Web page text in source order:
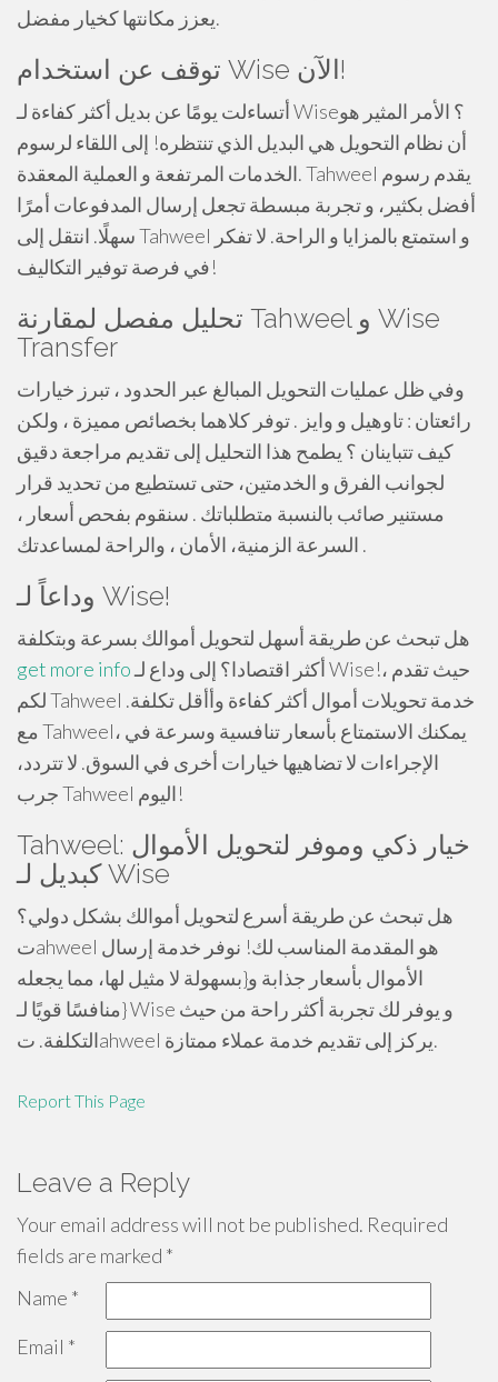
يعزز مكانتها كخيار مفضل.
توقف عن استخدام Wise الآن!
أتساءلت يومًا عن بديل أكثر كفاءة لـ Wise؟ الأمر المثير هو
أن نظام التحويل هي البديل الذي تنتظره! إلى اللقاء لرسوم
الخدمات المرتفعة و العملية المعقدة. Tahweel يقدم رسوم
أفضل بكثير، و تجربة مبسطة تجعل إرسال المدفوعات أمرًا
سهلًا. انتقل إلى Tahweel و استمتع بالمزايا و الراحة. لا تفكر
في فرصة توفير التكاليف!
تحليل مفصل لمقارنة Tahweel و Wise
Transfer
وفي ظل عمليات التحويل المبالغ عبر الحدود ، تبرز خيارات
رائعتان : تاوهيل و وايز . توفر كلاهما بخصائص مميزة ، ولكن
كيف تتباينان ؟ يطمح هذا التحليل إلى تقديم مراجعة دقيق
لجوانب الفرق و الخدمتين، حتى تستطيع من تحديد قرار
مستنير صائب بالنسبة متطلباتك . سنقوم بفحص أسعار ،
السرعة الزمنية، الأمان ، والراحة لمساعدتك .
وداعاً لـ Wise!
هل تبحث عن طريقة أسهل لتحويل أموالك بسرعة وبتكلفة
get more info
لكم Tahweel خدمة تحويلات أموال أكثر كفاءة وأأقل تكلفة.
مع Tahweel، يمكنك الاستمتاع بأسعار تنافسية وسرعة في
الإجراءات لا تضاهيها خيارات أخرى في السوق. لا تتردد،
جرب Tahweel اليوم!
Tahweel: خيار ذكي وموفر لتحويل الأموال
كبديل لـ Wise
هل تبحث عن طريقة أسرع لتحويل أموالك بشكل دولي؟
تahweel هو المقدمة المناسب لك! نوفر خدمة إرسال
الأموال بأسعار جذابة و{بسهولة لا مثيل لها، مما يجعله
{منافسًا قويًا لـ Wise و يوفر لك تجربة أكثر راحة من حيث
التكلفة. تahweel يركز إلى تقديم خدمة عملاء ممتازة.
Report This Page
Leave a Reply
Your email address will not be published. Required
fields are marked *
Name *
Email *